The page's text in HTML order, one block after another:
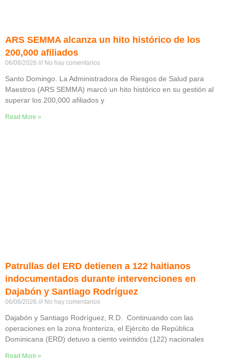
ARS SEMMA alcanza un hito histórico de los
200,000 afiliados
06/08/2026 No hay comentarios
Santo Domingo. La Administradora de Riesgos de Salud para
Maestros (ARS SEMMA) marcó un hito histórico en su gestión al
superar los 200,000 afiliados y
Read More »
Patrullas del ERD detienen a 122 haitianos
indocumentados durante intervenciones en
Dajabón y Santiago Rodríguez
06/08/2026 No hay comentarios
Dajabón y Santiago Rodríguez, R.D. Continuando con las
operaciones en la zona fronteriza, el Ejército de República
Dominicana (ERD) detuvo a ciento veintidós (122) nacionales
Read More »